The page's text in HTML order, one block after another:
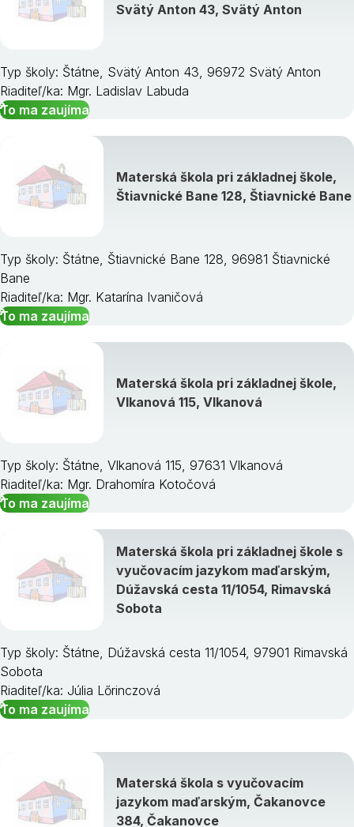
Svätý Anton 43, Svätý Anton
Typ školy: Štátne, Svätý Anton 43, 96972 Svätý Anton
Riaditeľ/ka: Mgr. Ladislav Labuda
To ma zaujíma
Materská škola pri základnej škole,
Štiavnické Bane 128, Štiavnické Bane
Typ školy: Štátne, Štiavnické Bane 128, 96981 Štiavnické
Bane
Riaditeľ/ka: Mgr. Katarína Ivaničová
To ma zaujíma
Materská škola pri základnej škole,
Vlkanová 115, Vlkanová
Typ školy: Štátne, Vlkanová 115, 97631 Vlkanová
Riaditeľ/ka: Mgr. Drahomíra Kotočová
To ma zaujíma
Materská škola pri základnej škole s
vyučovacím jazykom maďarským,
Dúžavská cesta 11/1054, Rimavská
Sobota
Typ školy: Štátne, Dúžavská cesta 11/1054, 97901 Rimavská
Sobota
Riaditeľ/ka: Júlia Lőrinczová
To ma zaujíma
Materská škola s vyučovacím
jazykom maďarským, Čakanovce
384, Čakanovce